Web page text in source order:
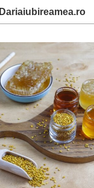
Dariaiubireamea.ro